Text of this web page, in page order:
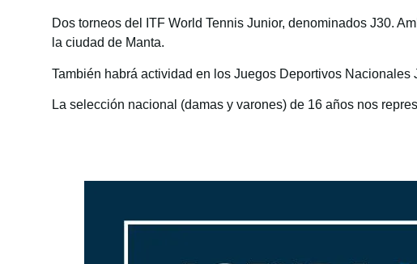
Dos torneos del ITF World Tennis Junior, denominados J30.
la ciudad de Manta.
También habrá actividad en los Juegos Deportivos
La selección nacional (damas y varones) de 16 años nos